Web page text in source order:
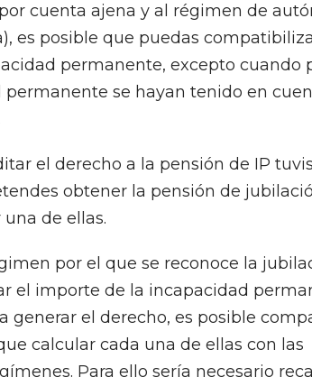
cuenta ajena y al régimen de
es posible que puedas
permanente, excepto cuando
se hayan tenido en
el derecho a la pensión de IP
obtener la pensión de
de ellas.
por el que se reconoce la
el importe de la incapacidad
generar el derecho, es posible
calcular cada una de ellas con las
Para ello sería necesario